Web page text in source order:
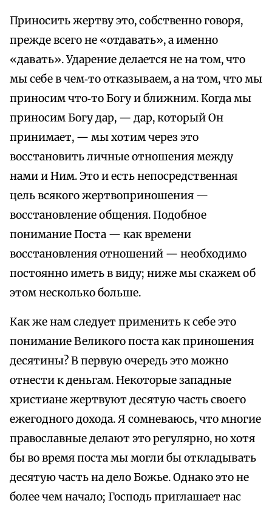
Приносить жертву это, собственно говоря,
прежде всего не «отдавать», а именно
«давать». Ударение делается не на том, что
мы себе в чем‑то отказываем, а на том, что мы
приносим что‑то Богу и ближним. Когда мы
приносим Богу дар, — дар, который Он
принимает, — мы хотим через это
восстановить личные отношения между
нами и Ним. Это и есть непосредственная
цель всякого жертвоприношения —
восстановление общения. Подобное
понимание Поста — как времени
восстановления отношений — необходимо
постоянно иметь в виду; ниже мы скажем об
этом несколько больше.
Как же нам следует применить к себе это
понимание Великого поста как приношения
десятины? В первую очередь это можно
отнести к деньгам. Некоторые западные
христиане жертвуют десятую часть своего
ежегодного дохода. Я сомневаюсь, что многие
православные делают это регулярно, но хотя
бы во время поста мы могли бы откладывать
десятую часть на дело Божье. Однако это не
более чем начало; Господь приглашает нас